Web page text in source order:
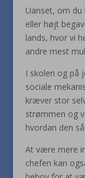
Uanset, om
eller højt
lands, hvor vi
andre mest
I skolen og på
sociale
kræver stor
strømmen og
hvordan den
At være mere
chefen kan